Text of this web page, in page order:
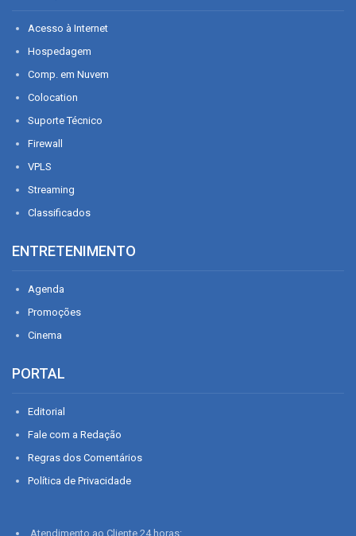
Acesso à Internet
Hospedagem
Comp. em Nuvem
Colocation
Suporte Técnico
Firewall
VPLS
Streaming
Classificados
ENTRETENIMENTO
Agenda
Promoções
Cinema
PORTAL
Editorial
Fale com a Redação
Regras dos Comentários
Política de Privacidade
Atendimento ao Cliente 24 horas: